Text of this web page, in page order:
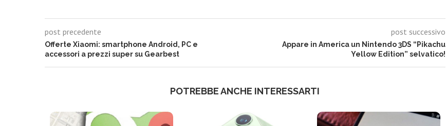
post precedente
Offerte Xiaomi: smartphone Android, PC e
accessori a prezzi super su Gearbest
post successivo
Appare in America un Nintendo 3DS “Pikachu
Yellow Edition” selvatico!
POTREBBE ANCHE INTERESSARTI